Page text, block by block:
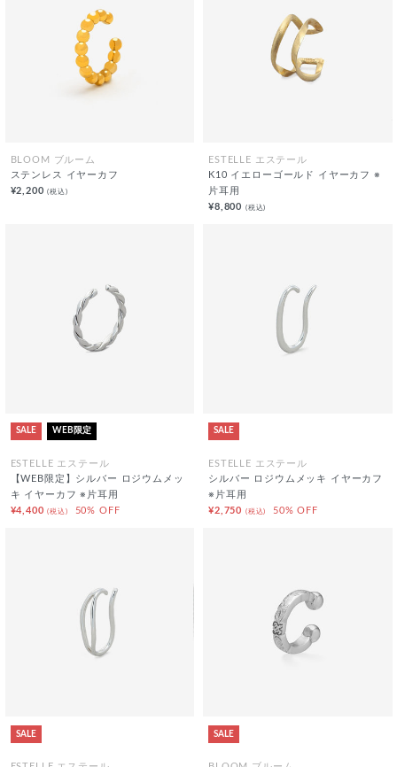
BLOOM ブルーム
ステンレス イヤーカフ
¥2,200(税込)
ESTELLE エステール
K10 イエローゴールド イヤーカフ ※
片耳用
¥8,800 (税込)
SALE WEB限定
ESTELLE エステール
【WEB限定】シルバー ロジウムメッ
キ イヤーカフ ※片耳用
¥4,400(税込) 50% OFF
SALE
ESTELLE エステール
シルバー ロジウムメッキ イヤーカフ
※片耳用
¥2,750 (税込) 50% OFF
SALE SALE